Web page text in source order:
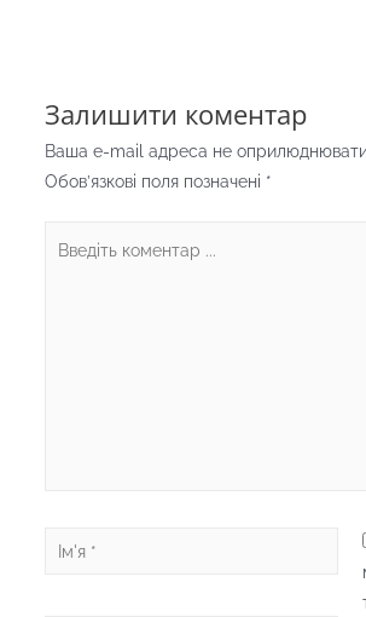
Залишити коментар
Ваша e-mail адреса не
Обов’язкові поля позначені *
коментар
Ім'я